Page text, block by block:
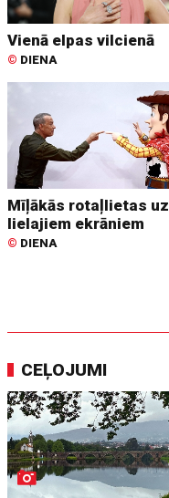
Vienā elpas vilcienā
© DIENA
Mīļākās rotaļlietas uz
lielajiem ekrāniem
© DIENA
CEĻOJUMI